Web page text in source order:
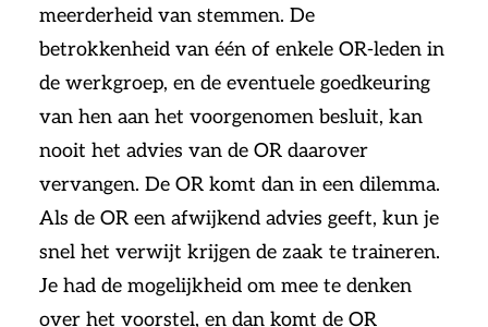
meerderheid van stemmen. De
betrokkenheid van één of enkele OR-leden in
de werkgroep, en de eventuele goedkeuring
van hen aan het voorgenomen besluit, kan
nooit het advies van de OR daarover
vervangen. De OR komt dan in een dilemma.
Als de OR een afwijkend advies geeft, kun je
snel het verwijt krijgen de zaak te traineren.
Je had de mogelijkheid om mee te denken
over het voorstel, en dan komt de OR